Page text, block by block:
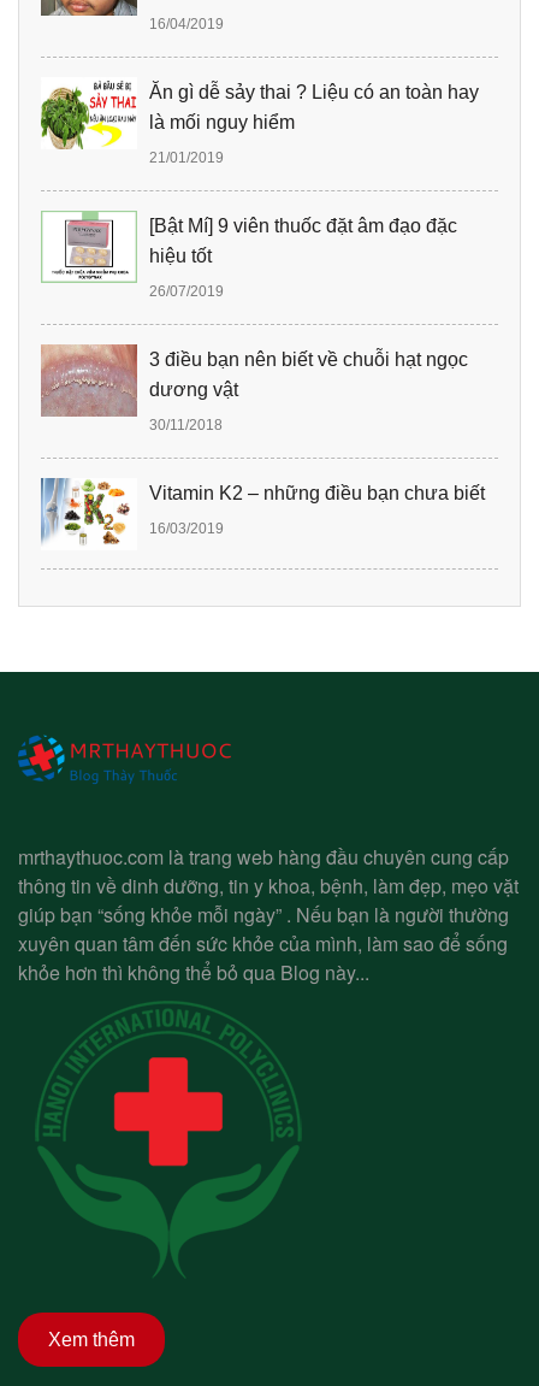
16/04/2019
Ăn gì dễ sảy thai ? Liệu có an toàn hay
là mối nguy hiểm
21/01/2019
[Bật Mí] 9 viên thuốc đặt âm đạo đặc
hiệu tốt
26/07/2019
3 điều bạn nên biết về chuỗi hạt ngọc
dương vật
30/11/2018
Vitamin K2 – những điều bạn chưa biết
16/03/2019
mrthaythuoc.com là trang web hàng đầu chuyên cung cấp
thông tin về dinh dưỡng, tin y khoa, bệnh, làm đẹp, mẹo vặt
giúp bạn “sống khỏe mỗi ngày” . Nếu bạn là người thường
xuyên quan tâm đến sức khỏe của mình, làm sao để sống
khỏe hơn thì không thể bỏ qua Blog này...
Xem thêm